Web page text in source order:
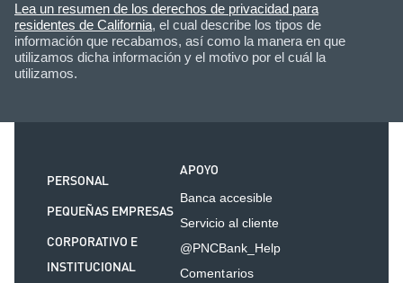
Lea un resumen de los derechos de privacidad para
residentes de California, el cual describe los tipos de
información que recabamos, así como la manera en que
utilizamos dicha información y el motivo por el cuál la
utilizamos.
PERSONAL
PEQUEÑAS EMPRESAS
CORPORATIVO E
INSTITUCIONAL
APOYO
Banca accesible
Servicio al cliente
@PNCBank_Help
Comentarios